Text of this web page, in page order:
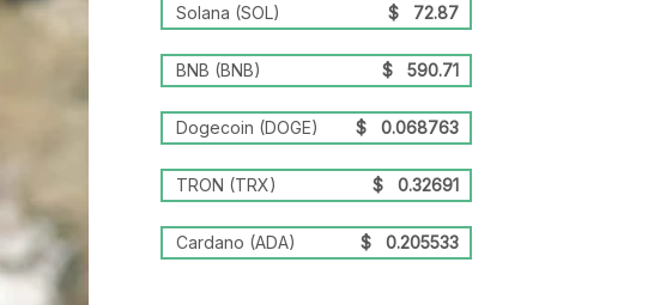
Solana (SOL) $ 72.87
BNB (BNB) $ 590.71
Dogecoin (DOGE) $ 0.068763
TRON (TRX) $ 0.32691
Cardano (ADA) $ 0.205533